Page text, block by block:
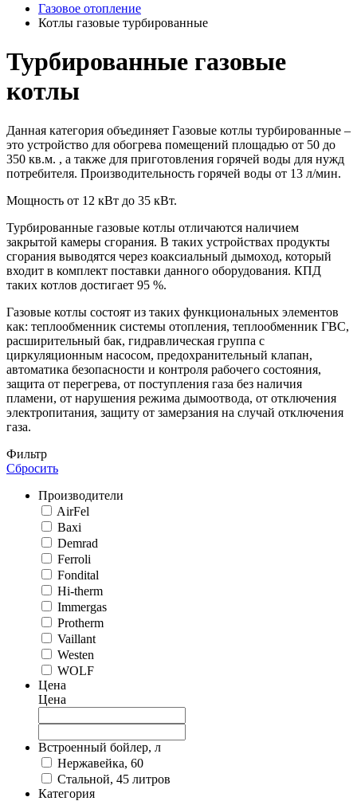
Газовое отопление
Котлы газовые турбированные
Турбированные газовые
котлы
Данная категория объединяет Газовые котлы турбированные –
это устройство для обогрева помещений площадью от 50 до
350 кв.м. , а также для приготовления горячей воды для нужд
потребителя. Производительность горячей воды от 13 л/мин.
Мощность от 12 кВт до 35 кВт.
Турбированные газовые котлы отличаются наличием
закрытой камеры сгорания. В таких устройствах продукты
сгорания выводятся через коаксиальный дымоход, который
входит в комплект поставки данного оборудования. КПД
таких котлов достигает 95 %.
Газовые котлы состоят из таких функциональных элементов
как: теплообменник системы отопления, теплообменник ГВС,
расширительный бак, гидравлическая группа с
циркуляционным насосом, предохранительный клапан,
автоматика безопасности и контроля рабочего состояния,
защита от перегрева, от поступления газа без наличия
пламени, от нарушения режима дымоотвода, от отключения
электропитания, защиту от замерзания на случай отключения
газа.
Фильтр
Сбросить
Производители
AirFel
Baxi
Demrad
Ferroli
Fondital
Hi-therm
Immergas
Protherm
Vaillant
Westen
WOLF
Цена
Цена
Встроенный бойлер, л
Нержавейка, 60
Стальной, 45 литров
Категория